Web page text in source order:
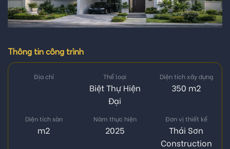
Thông tin công trình
Địa chỉ Thể loại
Biệt Thự Hiện
Đại
Diện tích xây dựng
350 m2
Diện tích sàn
m2
Năm thực hiện
2025
Đơn vị thiết kế
Thái Sơn
Construction